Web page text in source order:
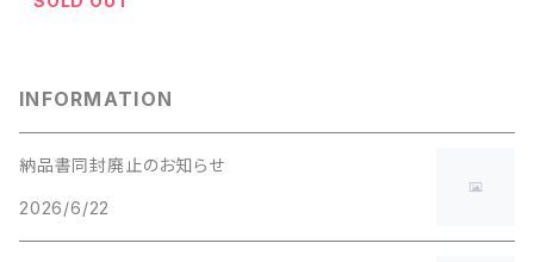
INFORMATION
納品書同封廃止のお知らせ
2026/6/22